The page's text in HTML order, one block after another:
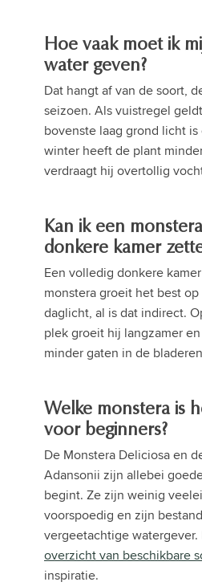
Hoe vaak moet ik
water geven?
Dat hangt af van de soort,
seizoen. Als vuistregel
bovenste laag grond licht
winter heeft de plant
verdraagt hij overtollig
Kan ik een
donkere kamer
Een volledig donkere
monstera groeit het best
daglicht, al is dat indirect.
plek groeit hij langzamer
minder gaten in de
Welke monstera is
voor beginners?
De Monstera Deliciosa en
Adansonii zijn allebei
begint. Ze zijn weinig
voorspoedig en zijn
vergeetachtige
overzicht van beschikbare
inspiratie.